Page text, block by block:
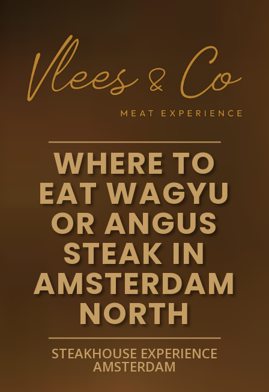
WHERE TO
EAT WAGYU
OR ANGUS
STEAK IN
AMSTERDAM
NORTH
STEAKHOUSE EXPERIENCE
AMSTERDAM